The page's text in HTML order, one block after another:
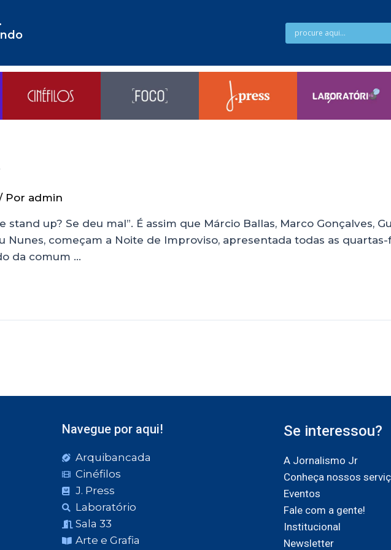
Por admin
stand up? Se deu mal”. É assim que Márcio Ballas, Marco Gonçalves,
Nunes, começam a Noite de Improviso, apresentada todas as quartas-
da comum …
Navegue por aqui!
Arquibancada
Cinéfilos
J. Press
Laboratório
Sala 33
Arte e Grafia
Se interessou?
A Jornalismo Jr
Conheça nossos
Eventos
Fale com a gente!
Institucional
Newsletter